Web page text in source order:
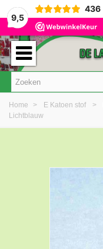
9,5
436
Home > E Katoen stof >
Lichtblauw